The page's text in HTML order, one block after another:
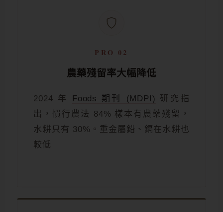
PRO 02
農藥殘留率大幅降低
2024 年 Foods 期刊 (MDPI)
研究指
出，慣行農法 84% 樣本有農藥殘留，
水耕只有 30%。重金屬鉛、鎘在水耕也
較低